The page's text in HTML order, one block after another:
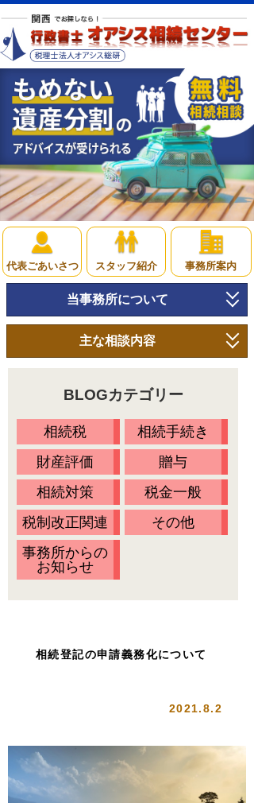
代表ごあいさつ スタッフ紹介 事務所案内
当事務所について
トップページ
相続の流れ
当事務所に依頼するメリット
無料相談会・セミナー情報
Ｑ&Ａ
お客様の声
プライバシーポリシー
スタッフ紹介
主な相談内容
相続方法の決定
相続放棄
相続税の申告
BLOGカテゴリー
相続税
相続手続き
財産評価
贈与
相続対策
税金一般
税制改正関連
その他
事務所からの
お知らせ
相続登記の申請義務化について
2021.8.2